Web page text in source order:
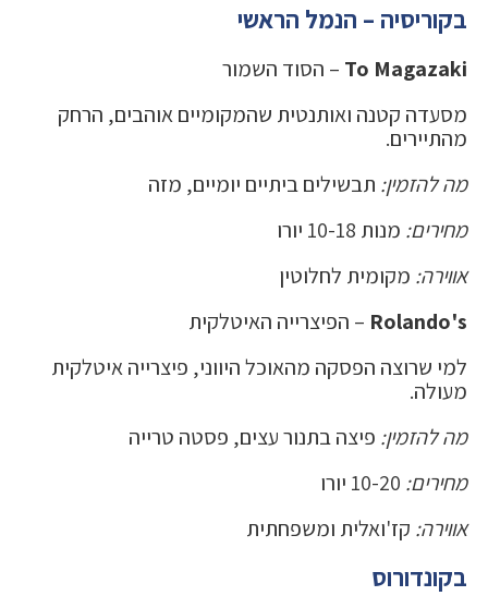
בקוריסיה – הנמל הראשי
To Magazaki – הסוד השמור
מסעדה קטנה ואותנטית שהמקומיים אוהבים, הרחק
מהתיירים.
מה להזמין: תבשילים ביתיים יומיים, מזה
מחירים: מנות 10-18 יורו
אווירה: מקומית לחלוטין
Rolando's – הפיצרייה האיטלקית
למי שרוצה הפסקה מהאוכל היווני, פיצרייה איטלקית
מעולה.
מה להזמין: פיצה בתנור עצים, פסטה טרייה
מחירים:
אווירה: קז'ואלית ומשפחתית
בקונדורוס